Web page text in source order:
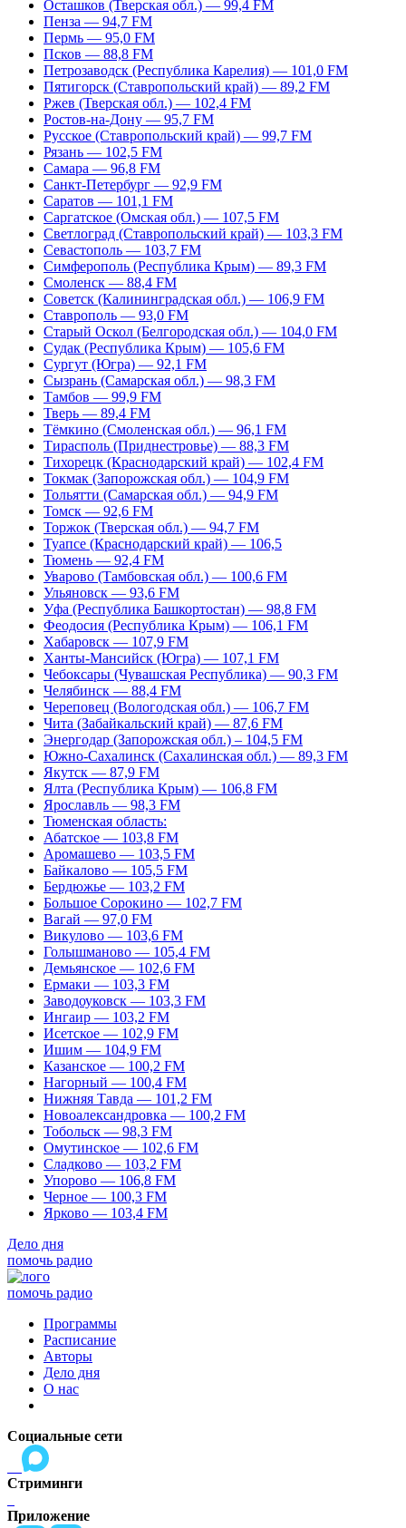
Осташков (Тверская обл.) — 99,4 FM
Пенза — 94,7 FM
Пермь — 95,0 FM
Псков — 88,8 FM
Петрозаводск (Республика Карелия) — 101,0 FM
Пятигорск (Ставропольский край) — 89,2 FM
Ржев (Тверская обл.) — 102,4 FM
Ростов-на-Дону — 95,7 FM
Русское (Ставропольский край) — 99,7 FM
Рязань — 102,5 FM
Самара — 96,8 FM
Санкт-Петербург — 92,9 FM
Саратов — 101,1 FM
Саргатское (Омская обл.) — 107,5 FM
Светлоград (Ставропольский край) — 103,3 FM
Севастополь — 103,7 FM
Симферополь (Республика Крым) — 89,3 FM
Смоленск — 88,4 FM
Советск (Калининградская обл.) — 106,9 FM
Ставрополь — 93,0 FM
Старый Оскол (Белгородская обл.) — 104,0 FM
Судак (Республика Крым) — 105,6 FM
Сургут (Югра) — 92,1 FM
Сызрань (Самарская обл.) — 98,3 FM
Тамбов — 99,9 FM
Тверь — 89,4 FM
Тёмкино (Смоленская обл.) — 96,1 FM
Тирасполь (Приднестровье) — 88,3 FM
Тихорецк (Краснодарский край) — 102,4 FM
Токмак (Запорожская обл.) — 104,9 FM
Тольятти (Самарская обл.) — 94,9 FM
Томск — 92,6 FM
Торжок (Тверская обл.) — 94,7 FM
Туапсе (Краснодарский край) — 106,5
Тюмень — 92,4 FM
Уварово (Тамбовская обл.) — 100,6 FM
Ульяновск — 93,6 FM
Уфа (Республика Башкортостан) — 98,8 FM
Феодосия (Республика Крым) — 106,1 FM
Хабаровск — 107,9 FM
Ханты-Мансийск (Югра) — 107,1 FM
Чебоксары (Чувашская Республика) — 90,3 FM
Челябинск — 88,4 FM
Череповец (Вологодская обл.) — 106,7 FM
Чита (Забайкальский край) — 87,6 FM
Энергодар (Запорожская обл.) – 104,5 FM
Южно-Сахалинск (Сахалинская обл.) — 89,3 FM
Якутск — 87,9 FM
Ялта (Республика Крым) — 106,8 FM
Ярославль — 98,3 FM
Тюменская область:
Абатское — 103,8 FM
Аромашево — 103,5 FM
Байкалово — 105,5 FM
Бердюжье — 103,2 FM
Большое Сорокино — 102,7 FM
Вагай — 97,0 FM
Викулово — 103,6 FM
Голышманово — 105,4 FM
Демьянское — 102,6 FM
Ермаки — 103,3 FM
Заводоуковск — 103,3 FM
Ингаир — 103,2 FM
Исетское — 102,9 FM
Ишим — 104,9 FM
Казанское — 100,2 FM
Нагорный — 100,4 FM
Нижняя Тавда — 101,2 FM
Новоалександровка — 100,2 FM
Тобольск — 98,3 FM
Омутинское — 102,6 FM
Сладково — 103,2 FM
Упорово — 106,8 FM
Черное — 100,3 FM
Ярково — 103,4 FM
Дело дня
помочь радио
помочь радио
Программы
Расписание
Авторы
Дело дня
О нас
Социальные сети
Стриминги
Приложение